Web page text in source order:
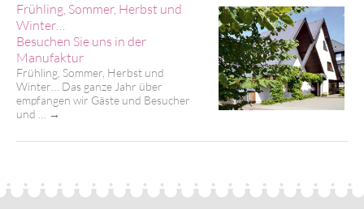
Frühling, Sommer, Herbst und
Winter…
Besuchen Sie uns in der
Manufaktur
Frühling, Sommer, Herbst und
Winter… Das ganze Jahr über
empfangen wir Gäste und Besucher
und …
→